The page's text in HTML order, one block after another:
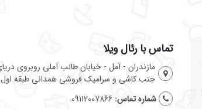
تماس با رئال ویلا
جنب کاشی و سرامیک فروشی همدانی طبقه اول
شماره تماس: 09112007866